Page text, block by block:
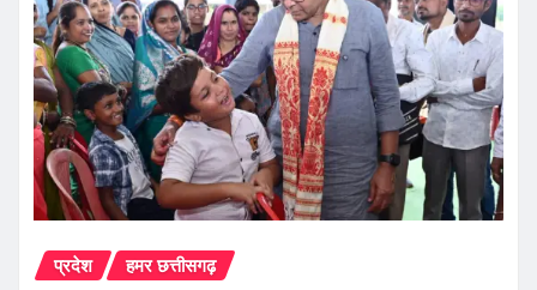
प्रदेश हमर छत्तीसगढ़